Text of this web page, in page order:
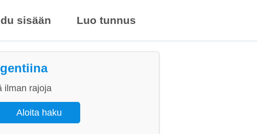
sisään Luo tunnus
ilman rajoja